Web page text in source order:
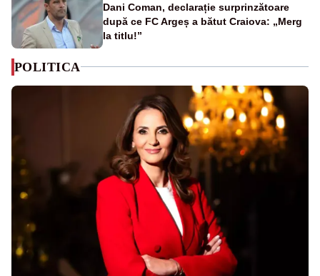
Dani Coman, declarație surprinzătoare
după ce FC Argeș a bătut Craiova: „Merg
la titlu!”
POLITICA